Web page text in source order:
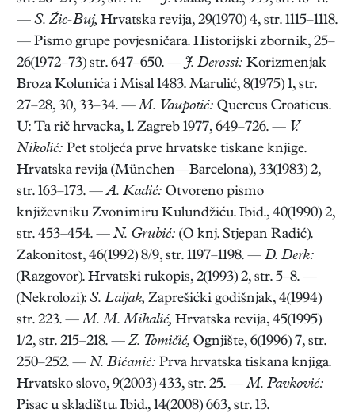
— S. Žic-Buj, Hrvatska revija, 29(1970) 4, str. 1115–1118.
— Pismo grupe povjesničara. Historijski zbornik, 25–
26(1972–73) str. 647–650. — J. Derossi: Korizmenjak
Broza Kolunića i Misal 1483. Marulić, 8(1975) 1, str.
27–28, 30, 33–34. —M. Vaupotić: Quercus Croaticus.
U: Ta rič hrvacka, 1. Zagreb 1977, 649–726. — V.
Nikolić: Pet stoljeća prve hrvatske tiskane knjige.
Hrvatska revija (München—Barcelona), 33(1983) 2,
str. 163–173. —A. Kadić: Otvoreno pismo
književniku Zvonimiru Kulundžiću. Ibid., 40(1990) 2,
str. 453–454. — N. Grubić: (O knj. Stjepan Radić).
Zakonitost, 46(1992) 8/9, str. 1197–1198. — D. Derk:
(Razgovor). Hrvatski rukopis, 2(1993) 2, str. 5–8. —
(Nekrolozi): S. Laljak, Zaprešićki godišnjak, 4(1994)
str. 223. —M. M. Mihalić, Hrvatska revija, 45(1995)
1/2, str. 215–218. — Z. Tomičić, Ognjište, 6(1996) 7, str.
250–252. — N. Bićanić: Prva hrvatska tiskana knjiga.
Hrvatsko slovo, 9(2003) 433, str. 25. —M. Pavković:
Pisac u skladištu. Ibid., 14(2008) 663, str. 13.